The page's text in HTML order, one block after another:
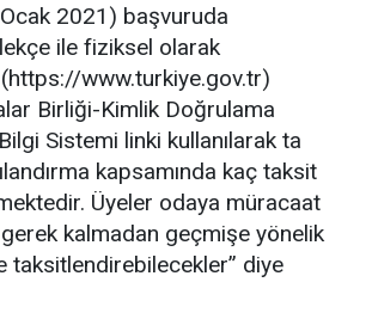
2021) başvuruda
ile fiziksel olarak
(https://www.turkiye.gov.tr)
Birliği-Kimlik Doğrulama
Sistemi linki kullanılarak ta
kapsamında kaç taksit
Üyeler odaya müracaat
kalmadan geçmişe yönelik
taksitlendirebilecekler” diye